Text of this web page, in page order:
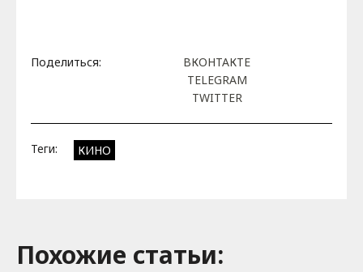
Поделиться:
ВКОНТАКТЕ
TELEGRAM
TWITTER
Теги: КИНО
Похожие cтатьи: